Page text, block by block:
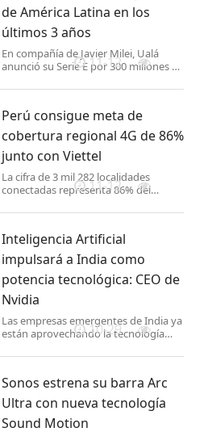
de América Latina en los
últimos 3 años
En compañía de Javier Milei, Ualá
anunció su Serie E por 300 millones de
más grande de los últimos 3 años en
11-12
Perú consigue meta de
cobertura regional 4G de 86%
junto con Viettel
La cifra de 3 mil 282 localidades
conectadas representa 86% del
el sector privado tras la adjudicación
4G.
11-12
Inteligencia Artificial
impulsará a India como
potencia tecnológica: CEO de
Nvidia
Las empresas emergentes de India ya
están aprovechando la tecnología
todas las industrias.
10-29
Sonos estrena su barra Arc
Ultra con nueva tecnología
Sound Motion